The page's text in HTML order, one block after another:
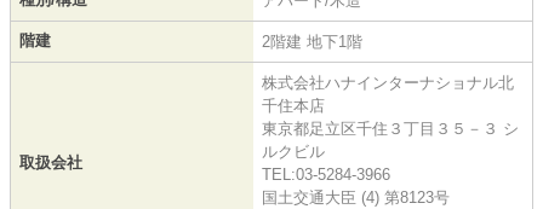
階建 2階建 地下1階
取扱会社
株式会社ハナインターナショナル北
千住本店
東京都足立区千住３丁目３５－３ シ
ルクビル
TEL:03-5284-3966
国土交通大臣 (4) 第8123号